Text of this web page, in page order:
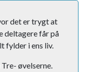
det er trygt at
deltagere får på
fylder i ens liv.
øvelserne.